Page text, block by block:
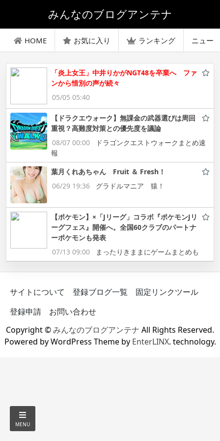
みんなのブログアンテナ
HOME お気に入り ランキング ニュー
「炎上女王」中井りかがNGT48を卒業へ ファ
ンから惜別の声が続々
05/05 05:40
【ドラクエウォーク】無課金の武器選びは周回
重視？高難度対策との優先度を議論
08/07 00:00
ドラゴンクエストウォークまとめ速
報
葉月くれあちゃん Fruit ＆ Fresh！
06/29 19:36
グラドルマニア 猿！
【ポケモン】×「Jリーグ」コラボ『ポケモンJリ
ーグフェス』開催へ。全国60クラブのパートナ
ーポケモンも発表
07/13 09:00
まったりきままにゲームまとめも
サイトについて 登録ブログ一覧
固定リンクツール
登録申請
お問い合わせ
Copyright ©みんなのブログアンテナ All Rights Reserved.
Powered by WordPress Theme by EnterLINX. technology.
MENU